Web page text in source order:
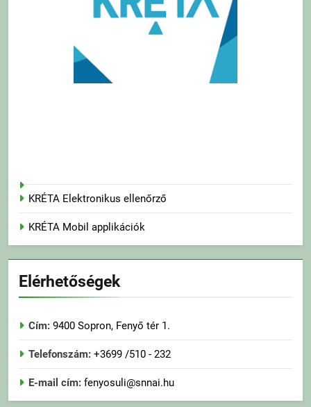
KRÉTA Elektronikus ellenőrző
KRÉTA Mobil applikációk
Elérhetőségek
Cím: 9400 Sopron, Fenyő tér 1.
Telefonszám: +3699 /510 - 232
E-mail cím: fenyosuli@snnai.hu